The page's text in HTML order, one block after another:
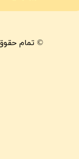
© تمام